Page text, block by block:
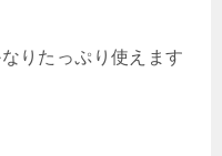
りたっぷり使えます